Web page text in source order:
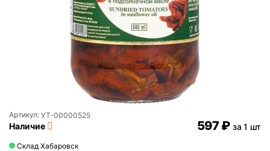
Артикул: УТ-00000525
Наличие
Склад Хабаровск
‍597‍₽ за 1 шт